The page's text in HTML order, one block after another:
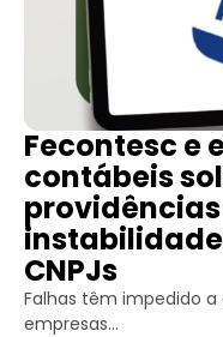
Fecontesc e
contábeis
CNPJs
Falhas têm impedido
empresas...